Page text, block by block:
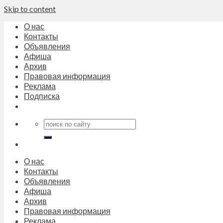
Skip to content
О нас
Контакты
Объявления
Афиша
Архив
Правовая информация
Реклама
Подписка
О нас
Контакты
Объявления
Афиша
Архив
Правовая информация
Реклама